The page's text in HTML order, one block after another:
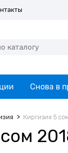
Снова в
Киргизия 5